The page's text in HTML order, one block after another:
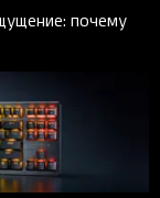
почему